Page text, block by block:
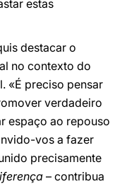
estas
destacar o
no contexto do
«É preciso pensar
verdadeiro
espaço ao repouso
vos a fazer
precisamente
– contribua